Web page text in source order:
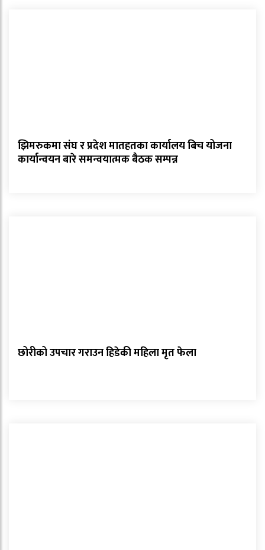
झिमरुकमा संघ र प्रदेश मातहतका कार्यालय बिच योजना
कार्यान्वयन बारे समन्वयात्मक बैठक सम्पन्न
छोरीको उपचार गराउन हिडेकी महिला मृत फेला